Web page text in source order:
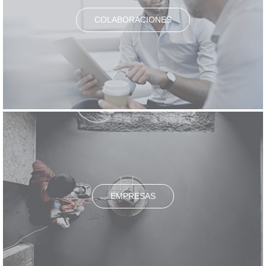
COLABORACIONES
EMPRESAS